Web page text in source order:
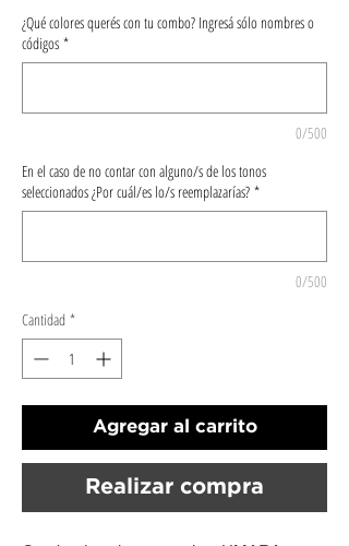
¿Qué colores querés con tu combo? Ingresá sólo nombres o
códigos *
0/500
En el caso de no contar con alguno/s de los tonos
seleccionados ¿Por cuál/es lo/s reemplazarías? *
0/500
Cantidad *
Agregar al carrito
Realizar compra